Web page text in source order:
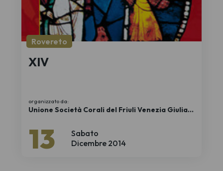
Sabato
13 Dicembre 2014
Rovereto
XIV
organizzato da:
Unione Società Corali del Friuli Venezia Giulia